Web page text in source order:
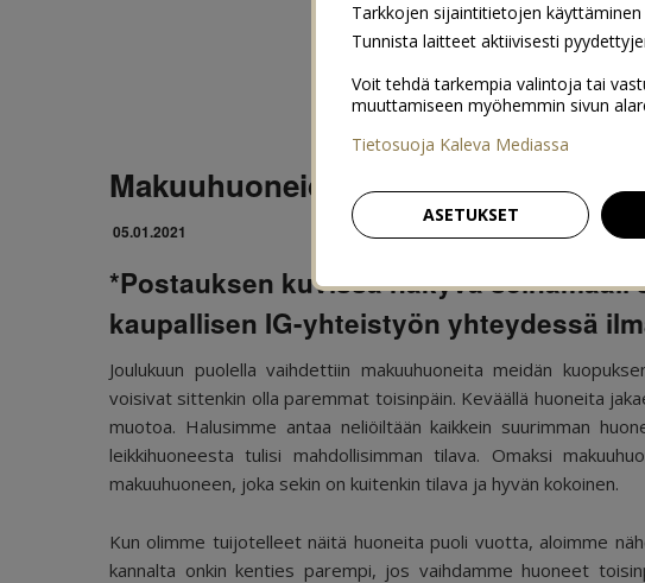
Makuuhuoneiden vaihto kuopuksen
05.01.2021
*Postauksen kuvissa näkyvä seinämaali
kaupallisen IG-yhteistyön yhteydessä
Joulukuun puolella vaihdettiin makuuhuoneita meidän
voisivat sittenkin olla paremmat toisinpäin. Keväällä huoneita
muotoa. Halusimme antaa neliöiltään kaikkein suurimman
leikkihuoneesta tulisi mahdollisimman tilava. Omaksi
makuuhuoneen, joka sekin on kuitenkin tilava ja hyvän kokoinen.
Kun olimme tuijotelleet näitä huoneita puoli vuotta, aloimme
kannalta onkin kenties parempi, jos vaihdamme huoneet
Tarkkojen sijaintitietojen käyttäminen
Tunnista laitteet aktiivisesti
Voit tehdä tarkempia valintoja tai
muuttamiseen myöhemmin sivun
Tietosuoja Kaleva Mediassa
ASETUKSET